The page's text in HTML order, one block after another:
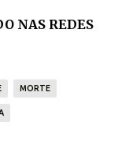
NAS REDES
MORTE